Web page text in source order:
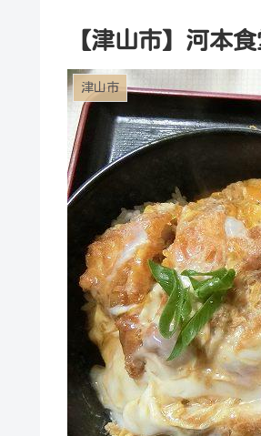
【津山市】河本
津山市